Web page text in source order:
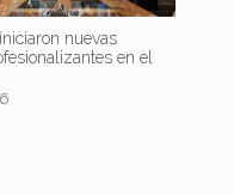
nuevas
en el